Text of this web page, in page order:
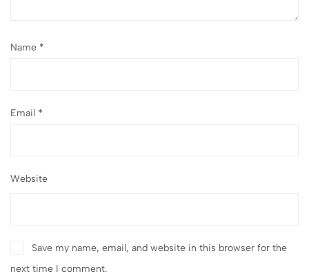
Name *
Email *
Website
Save my name, email, and website in this browser for the
next time I comment.